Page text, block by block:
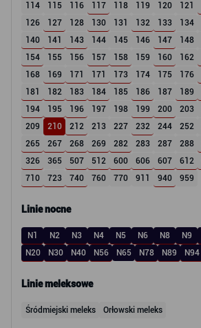
114
115 116 117 118 119 120 121
126
127 128 130 131 132 133 134
140
141 143 144 145 146 147 148
154
155 156 157 158 159 160 162
168
169 171 171 173 174 175 176
181
182 183 184 185 186 187 189
194
195 196 197 198 199 200 203
209
210 212 213 227 232 244 252
265
267 268 269 282 283 287 288
326
365 507 512 600 606 607 612
710
723 740 760 770 911 940 959
Linie nocne
N1 N2 N3 N4 N5 N6 N8 N9
N20
N30 N40 N56 N65 N78 N89 N94
Linie meleksowe
Śródmiejski meleks Orłowski meleks